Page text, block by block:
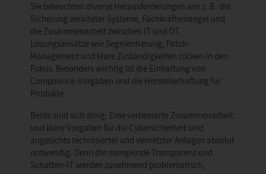
Sie beleuchten diverse Herausforderungen wie z. B. die
Sicherung veralteter Systeme, Fachkräftemangel und
die Zusammenarbeit zwischen IT und OT.
Lösungsansätze wie Segmentierung, Patch-
Management und klare Zuständigkeiten rücken in den
Fokus. Besonders wichtig ist die Einhaltung von
Compliance-Vorgaben und die Herstellerhaftung für
Produkte.
Beide sind sich einig: Eine verbesserte Zusammenarbeit
und klare Vorgaben für die Cybersicherheit sind
angesichts technisierter und vernetzter Anlagen absolut
notwendig. Denn die mangelnde Transparenz und
Schatten-IT werden zunehmend problematisch,